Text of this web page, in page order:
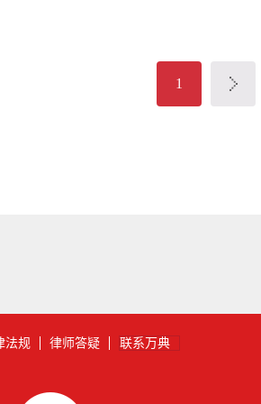
1
法规 律师答疑 联系万典